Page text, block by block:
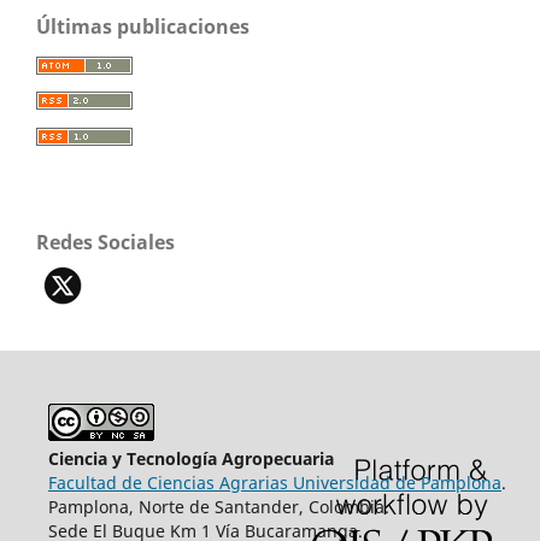
Últimas publicaciones
Redes Sociales
Ciencia y Tecnología Agropecuaria
Facultad de Ciencias Agrarias Universidad de Pamplona.
Pamplona, Norte de Santander, Colombia.
Sede El Buque Km 1 Vía Bucaramanga.